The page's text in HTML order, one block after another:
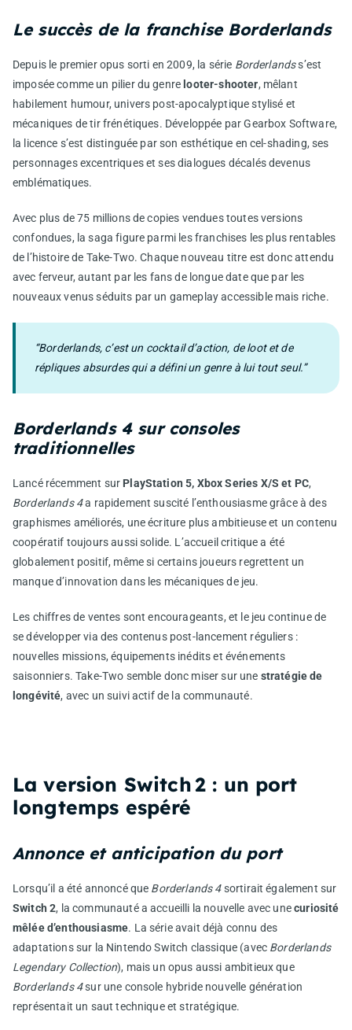
Le succès de la franchise Borderlands
Depuis le premier opus sorti en 2009, la série Borderlandss’est
imposée comme un pilier du genre looter-shooter, mêlant
habilement humour, univers post-apocalyptique stylisé et
mécaniques de tir frénétiques. Développée par Gearbox Software,
la licence s’est distinguée par son esthétique en cel-shading, ses
personnages excentriques et ses dialogues décalés devenus
emblématiques.
Avec plus de 75 millions de copies vendues toutes versions
confondues, la saga figure parmi les franchises les plus rentables
de l’histoire de Take-Two. Chaque nouveau titre est donc attendu
avec ferveur, autant par les fans de longue date que par les
nouveaux venus séduits par un gameplay accessible mais riche.
“Borderlands, c’est un cocktail d’action, de loot et de
répliques absurdes qui a défini un genre à lui tout seul.”
Borderlands 4 sur consoles
traditionnelles
Lancé récemment sur PlayStation 5, Xbox Series X/S et PC,
Borderlands 4a rapidement suscité l’enthousiasme grâce à des
graphismes améliorés, une écriture plus ambitieuse et un contenu
coopératif toujours aussi solide. L’accueil critique a été
globalement positif, même si certains joueurs regrettent un
manque d’innovation dans les mécaniques de jeu.
Les chiffres de ventes sont encourageants, et le jeu continue de
se développer via des contenus post-lancement réguliers :
nouvelles missions, équipements inédits et événements
saisonniers. Take-Two semble donc miser sur une stratégie de
longévité, avec un suivi actif de la communauté.
La version Switch 2 : un port
longtemps espéré
Annonce et anticipation du port
Lorsqu’il a été annoncé que Borderlands 4sortirait également sur
Switch 2, la communauté a accueilli la nouvelle avec unecuriosité
mêlée d’enthousiasme. La série avait déjà connu des
adaptations sur la Nintendo Switch classique (avec Borderlands
Legendary Collection), mais un opus aussi ambitieux que
Borderlands 4sur une console hybride nouvelle génération
représentait un saut technique et stratégique.